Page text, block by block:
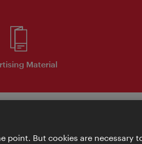
Material
point. But cookies are necessary